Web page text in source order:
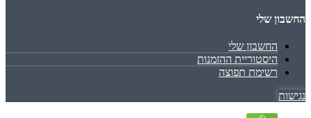
החשבון שלי
החשבון שלי
היסטוריית ההזמנות
רשימת תפוצה
נגישות